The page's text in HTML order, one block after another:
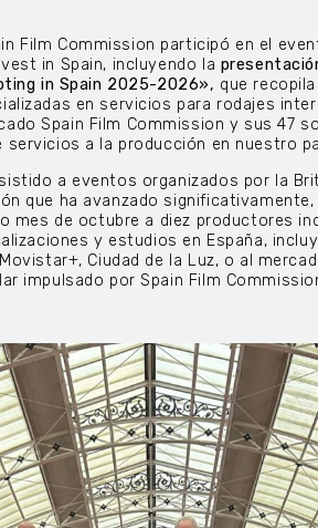
Film Commission participó en el
in Spain, incluyendo la
in Spain 2025-2026», que
en servicios para rodajes
Spain Film Commission y sus 47
a la producción en nuestro
a eventos organizados por la
que ha avanzado
mes de octubre a diez productores
y estudios en España,
Ciudad de la Luz, o al
impulsado por Spain Film